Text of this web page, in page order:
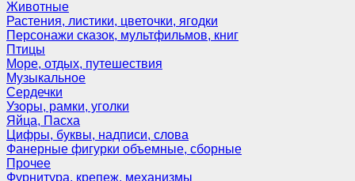
Животные
Растения, листики, цветочки, ягодки
Персонажи сказок, мультфильмов, книг
Птицы
Море, отдых, путешествия
Музыкальное
Сердечки
Узоры, рамки, уголки
Яйца, Пасха
Цифры, буквы, надписи, слова
Фанерные фигурки объемные, сборные
Прочее
Фурнитура, крепеж, механизмы